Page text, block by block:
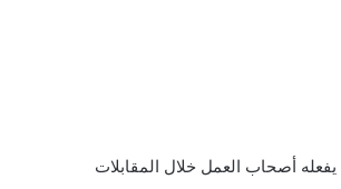
أصحاب العمل خلال المقابلات